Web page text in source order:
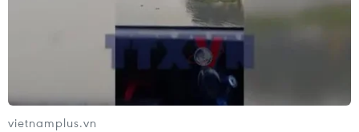
vietnamplus.vn